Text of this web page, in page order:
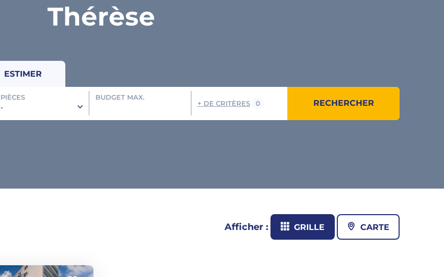
Thérèse
ESTIMER
PIÈCES
-
BUDGET MAX.
+ DE CRITÈRES 0 RECHERCHER
Afficher : GRILLE CARTE